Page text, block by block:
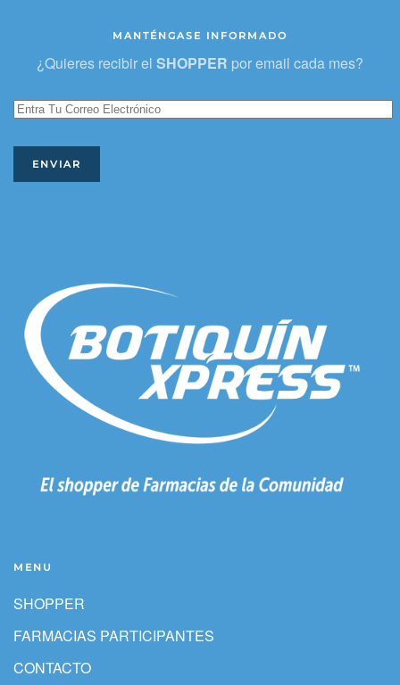
MANTÉNGASE INFORMADO
¿Quieres recibir el SHOPPER por email cada mes?
ENVIAR
MENU
SHOPPER
FARMACIAS PARTICIPANTES
CONTACTO